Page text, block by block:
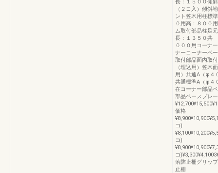
長：１５００傾
（２コ入）傾斜
ント笠木用柱標
０用高：８００
ム取付部品柱足
長：１３５０共
０００用コーナ
ナーコーナーベ
取付部品面内取
（埋込用）笠木
用）共通A（φ４
共通標準A（φ４
在コーナー部品
部品ベースプレ
価格
コ)
コ)
コ
落防止柵グリッ
止柵